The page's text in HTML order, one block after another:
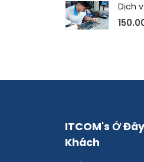
Dịch
ITCOM's Ở
Khách